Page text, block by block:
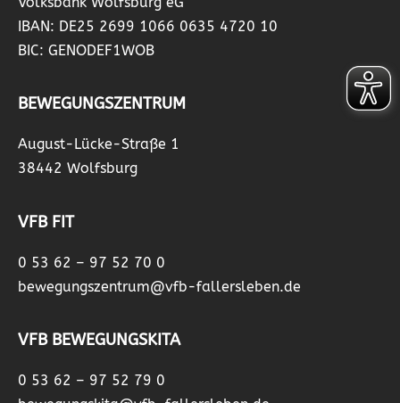
IBAN: DE25 2699 1066 0635 4720 10
BIC: GENODEF1WOB
BEWEGUNGSZENTRUM
August-Lücke-Straße 1
38442 Wolfsburg
VFB FIT
0 53 62 – 97 52 70 0
bewegungszentrum@vfb-fallersleben.de
VFB BEWEGUNGSKITA
0 53 62 – 97 52 79 0